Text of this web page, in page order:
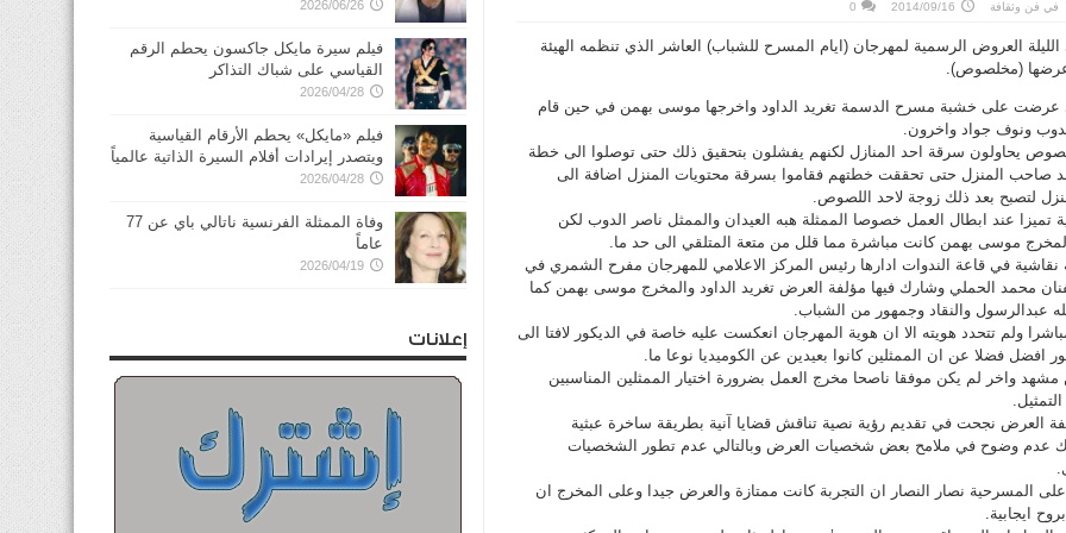
في فن وثقافة 2014/09/16
0
العروض الرسمية لمهرجان (ايام المسرح للشباب) العاشر الذي تنظمه الهيئة
عرضها (مخلصوص).
عرضت على خشبة مسرح الدسمة تغريد الداود واخرجها موسى بهمن في حين قام
ونوف جواد واخرون.
لصوص يحاولون سرقة احد المنازل لكنهم يفشلون بتحقيق ذلك حتى توصلوا الى خطة
المنزل حتى تحققت خطتهم فقاموا بسرقة محتويات المنزل اضافة الى
لتصبح بعد ذلك زوجة لاحد اللصوص.
تميزا عند ابطال العمل خصوصا الممثلة هبه العيدان والممثل ناصر الدوب لكن
المخرج موسى بهمن كانت مباشرة مما قلل من متعة المتلقي الى حد ما.
في قاعة الندوات ادارها رئيس المركز الاعلامي للمهرجان مفرح الشمري في
محمد الحملي وشارك فيها مؤلفة العرض تغريد الداود والمخرج موسى بهمن كما
عبدالرسول والنقاد وجمهور من الشباب.
ولم تتحدد هويته الا ان هوية المهرجان انعكست عليه خاصة في الديكور لافتا الى
افضل فضلا عن ان الممثلين كانوا بعيدين عن الكوميديا نوعا ما.
واخر لم يكن موفقا ناصحا مخرج العمل بضرورة اختيار الممثلين المناسبين
العرض نجحت في تقديم رؤية نصية تناقش قضايا آنية بطريقة ساخرة عبثية
عدم وضوح في ملامح بعض شخصيات العرض وبالتالي عدم تطور الشخصيات
المسرحية نصار النصار ان التجربة كانت ممتازة والعرض جيدا وعلى المخرج ان
ايجابية.
2026/06/26
فيلم سيرة مايكل جاكسون يحطم الرقم
القياسي على شباك التذاكر
2026/04/28
فيلم «مايكل» يحطم الأرقام القياسية
ويتصدر إيرادات أفلام السيرة الذاتية عالمياً
2026/04/28
وفاة الممثلة الفرنسية ناتالي باي عن 77
عاماً
2026/04/19
إعلانات